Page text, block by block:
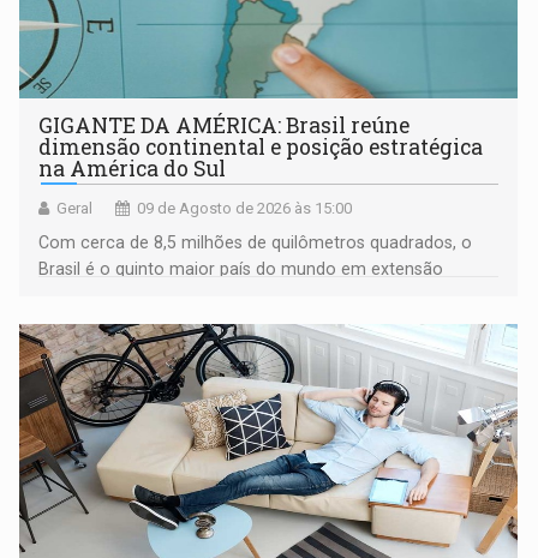
GIGANTE DA AMÉRICA: Brasil reúne
dimensão continental e posição estratégica
na América do Sul
Geral 09 de Agosto de 2026 às 15:00
Com cerca de 8,5 milhões de quilômetros quadrados, o
Brasil é o quinto maior país do mundo em extensão